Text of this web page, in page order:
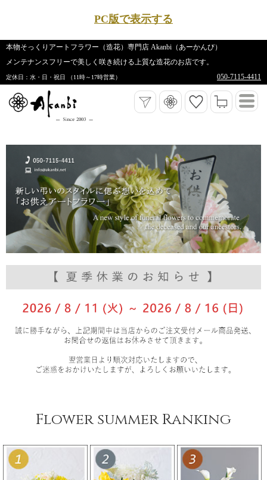
PC版で表示する
本物そっくりアートフラワー（造花）専門店 Akanbi（あーかんび）
メンテナンスフリーで美しく咲き続ける上質な造花のお店です。
定休日：水・日・祝日 （11時～17時営業） 050-7115-4411
Flower summer Ranking